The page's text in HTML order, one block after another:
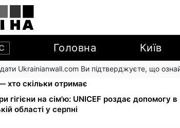
Головна Київ
Ukrainianwall.com Ви підтверджуєте, що
III групи інвалідності з 1 вересня: від 2595
хто скільки отримає
гігієни на сім'ю: UNICEF роздає допомогу в
області у серпні